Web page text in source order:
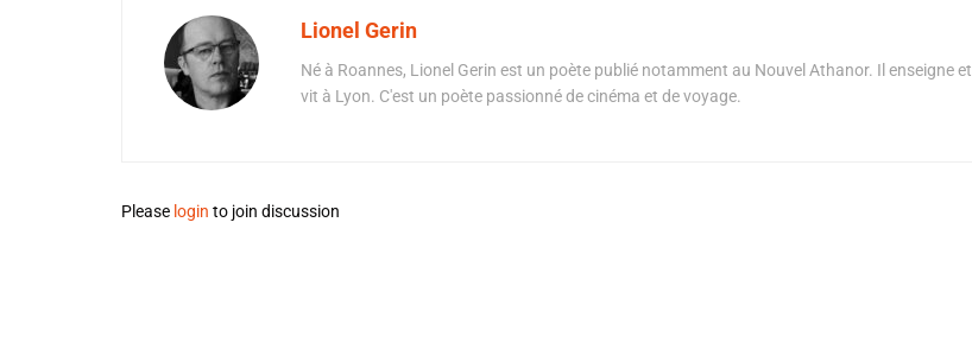
Lionel Gerin
Né à Roannes, Lionel Gerin est un poète publié notamment au Nouvel Athanor. Il enseigne et
vit à Lyon. C'est un poète passionné de cinéma et de voyage.
Please login to join discussion